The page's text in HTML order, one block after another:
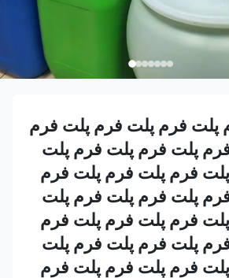
فرم پلت فرم پلت فرم
پلت فرم پلت فرم پلت
فرم پلت فرم پلت فرم
پلت فرم پلت فرم پلت
فرم پلت فرم پلت فرم
پلت فرم پلت فرم پلت
فرم پلت فرم پلت فرم